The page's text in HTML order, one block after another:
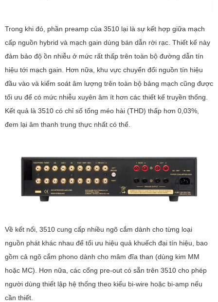
Trong khi đó, phần preamp của 3510 lại là sự kết hợp giữa mạch
cấp nguồn hybrid và mạch gain dùng bán dẫn rời rạc. Thiết kế này
đảm bảo độ ồn nhiễu ở mức rất thấp trên toàn bộ đường dẫn tín
hiệu tới mạch gain. Hơn nữa, khu vực chuyển đổi nguồn tín hiệu
đầu vào và kiểm soát âm lượng trên toàn bộ bảng mạch cũng được
tối ưu để có mức nhiễu xuyên âm ít hơn các thiết kế truyền thống.
Kết quả là 3510 có chỉ số tổng méo hài (THD) thấp hơn 0,03%,
đem lại âm thanh trung thực nhất có thể.
Về kết nối, 3510 cung cấp nhiều ngõ cắm dành cho từng loại
nguồn phát khác nhau để tối ưu hiệu quả khuếch đại tín hiệu, bao
gồm cả ngõ cắm phono dành cho mâm đĩa than (dùng kim MM
hoặc MC). Hơn nữa, các cổng pre-out có sẵn trên 3510 cho phép
người dùng thiết lập hệ thống theo kiểu bi-wire hoặc bi-amp nếu
cần thiết.